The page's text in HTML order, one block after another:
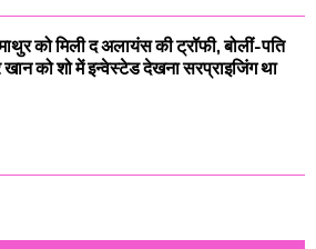
को मिली द अलायंस की ट्रॉफी, बोलीं-पति
खान को शो में इन्वेस्टेड देखना सरप्राइजिंग था